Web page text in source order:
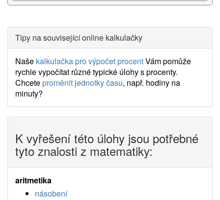
Tipy na související online kalkulačky
Naše kalkulačka pro výpočet procentVám pomůže
rychle vypočítat různé typické úlohy s procenty.
Chceteproměnit jednotky času, např. hodiny na
minuty?
K vyřešení této úlohy jsou potřebné
tyto znalosti z matematiky:
aritmetika
násobení